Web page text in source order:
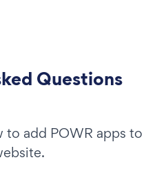
Questions
to add POWR apps to